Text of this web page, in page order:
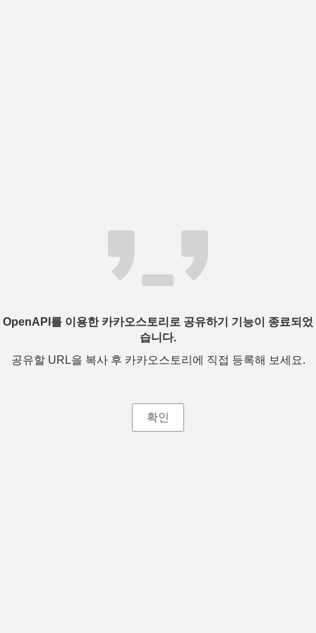
OpenAPI를 이용한 카카오스토리로 공유하기 기능이 종료되었
습니다.
공유할 URL을 복사 후 카카오스토리에 직접 등록해 보세요.
확인